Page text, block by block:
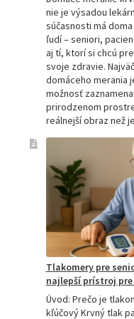
nie je výsadou
súčasnosti má
ľudí – seniori,
aj tí, ktorí si chcú
svoje zdravie.
domáceho merania
možnosť
prirodzenom
reálnejší obraz než
Tlakomery pre
najlepší prístroj
Úvod: Prečo je
kľúčový Krvný tlak